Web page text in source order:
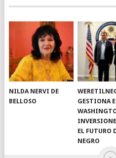
NILDA NERVI DE
BELLOSO
GESTIONA
EL FUTURO
NEGRO